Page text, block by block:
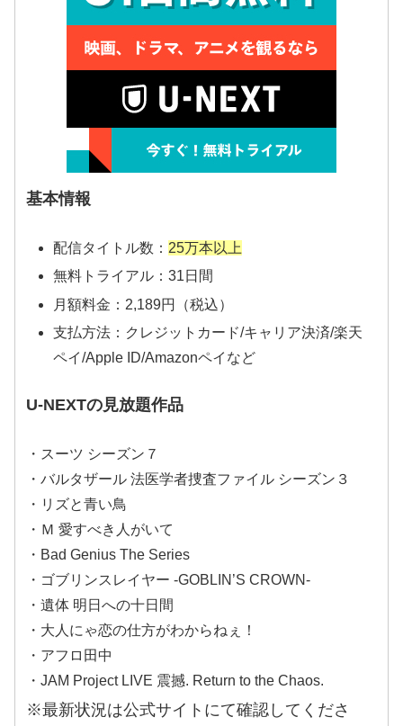
基本情報
配信タイトル数： 25万本以上
無料トライアル：31日間
月額料金：2,189円（税込）
支払方法：クレジットカード/キャリア決済/楽天
ペイ/Apple ID/Amazonペイなど
U-NEXTの見放題作品
・スーツ シーズン７
・バルタザール 法医学者捜査ファイル シーズン３
・リズと青い鳥
・Ｍ 愛すべき人がいて
・Bad Genius The Series
・ゴブリンスレイヤー -GOBLIN’S CROWN-
・遺体 明日への十日間
・大人にゃ恋の仕方がわからねぇ！
・アフロ田中
・JAM Project LIVE 震撼. Return to the Chaos.
※最新状況は公式サイトにて確認してくださ